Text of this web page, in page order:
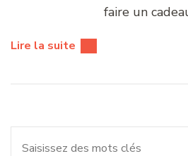
faire un
Lire la suite